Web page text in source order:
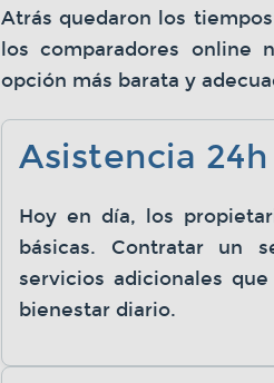
Atrás quedaron los
los comparadores online
opción más barata y
Asistencia 24h
Hoy en día, los
básicas. Contratar un
servicios adicionales
bienestar diario.